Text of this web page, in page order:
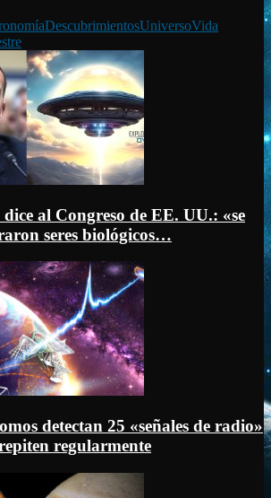
DescubrimientosUniversoVida
dice al Congreso de EE. UU.: «se
seres biológicos…
detectan 25 «señales de radio»
regularmente